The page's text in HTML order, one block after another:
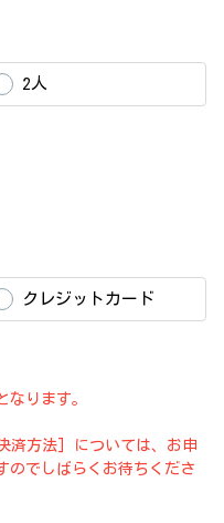
2人
クレジットカード
ります。
方法] については、お申
のでしばらくお待ちくださ